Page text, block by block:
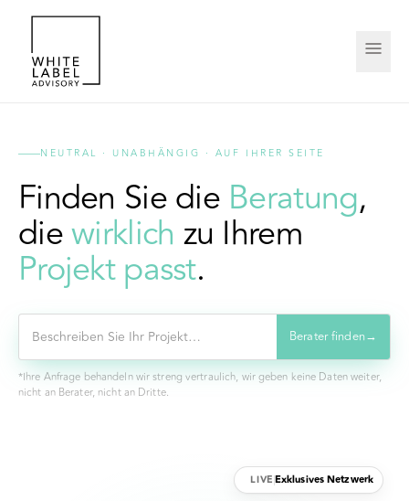
NEUTRAL · UNABHÄNGIG · AUF IHRER SEITE
Finden Sie die Beratung,
diewirklich zu Ihrem
Projekt passt.
Berater finden→
*Ihre Anfrage behandeln wir streng vertraulich, wir geben keine Daten weiter,
nicht an Berater, nicht an Dritte.
LIVEExklusives Netzwerk